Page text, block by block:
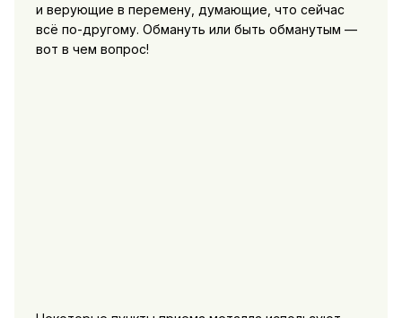
и верующие в перемену, думающие, что сейчас
всё по-другому. Обмануть или быть обманутым —
вот в чем вопрос!